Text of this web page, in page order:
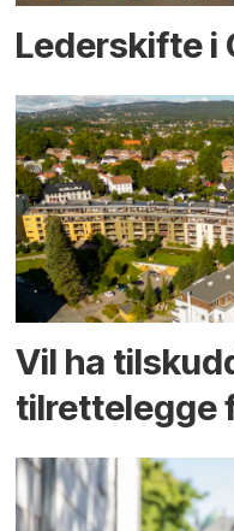
Lederskifte i
Vil ha
tilrettelegge